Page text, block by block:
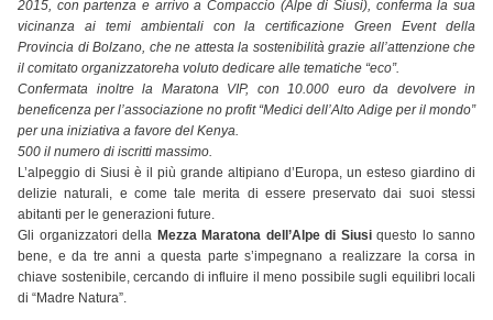
2015, con partenza e arrivo a Compaccio (Alpe di Siusi), conferma la sua
vicinanza ai temi ambientali con la certificazione Green Event della
Provincia di Bolzano, che ne attesta la sostenibilità grazie all’attenzione che
il comitato organizzatoreha voluto dedicare alle tematiche “eco”.
Confermata inoltre la Maratona VIP, con 10.000 euro da devolvere in
beneficenza per l’associazione no profit “Medici dell’Alto Adige per il mondo”
per una iniziativa a favore del Kenya.
500 il numero di iscritti massimo.
L’alpeggio di Siusi è il più grande altipiano d’Europa, un esteso giardino di
delizie naturali, e come tale merita di essere preservato dai suoi stessi
abitanti per le generazioni future.
Gli organizzatori della Mezza Maratona dell’Alpe di Siusiquesto lo sanno
bene, e da tre anni a questa parte s’impegnano a realizzare la corsa in
chiave sostenibile, cercando di influire il meno possibile sugli equilibri locali
di “Madre Natura”.